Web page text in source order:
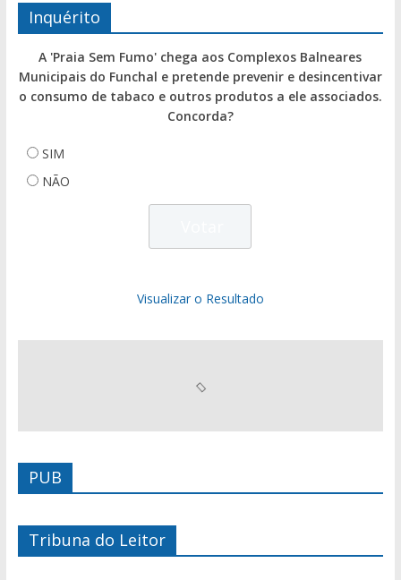
Inquérito
A 'Praia Sem Fumo' chega aos Complexos Balneares
Municipais do Funchal e pretende prevenir e desincentivar
o consumo de tabaco e outros produtos a ele associados.
Concorda?
SIM
NÃO
Visualizar o Resultado
PUB
Tribuna do Leitor